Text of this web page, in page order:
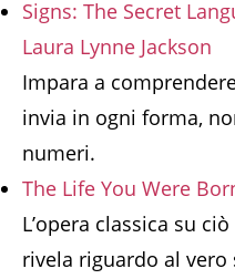
Signs: The Secret
Laura Lynne Jackson
Impara a
invia in ogni forma,
numeri.
The Life You Were
L’opera classica su
rivela riguardo al